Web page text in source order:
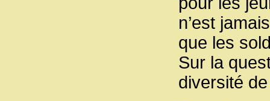
n’est
que les
Sur la
diversité